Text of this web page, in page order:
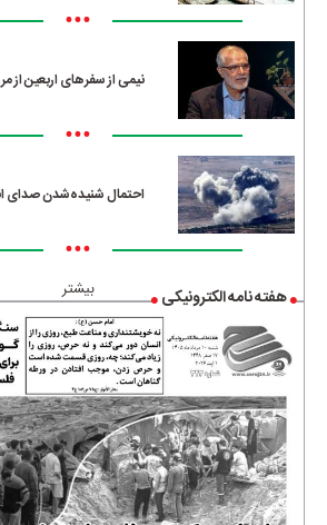
•••
نیمی از سفرهای اربعین از
•••
احتمال شنیده‌شدن صدای
•••
بیشتر هفته نامه الکترونیکی